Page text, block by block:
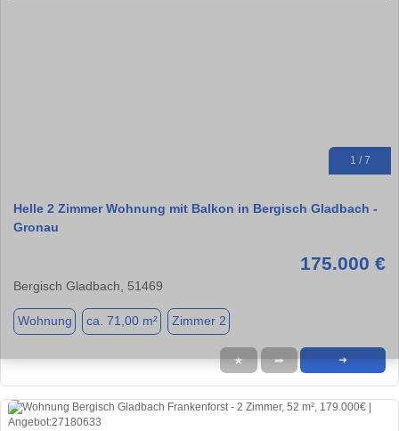
1 / 7
Helle 2 Zimmer Wohnung mit Balkon in Bergisch Gladbach -
Gronau
175.000 €
Bergisch Gladbach, 51469
Wohnung ca. 71,00 m² Zimmer 2
★ ➦ ➜